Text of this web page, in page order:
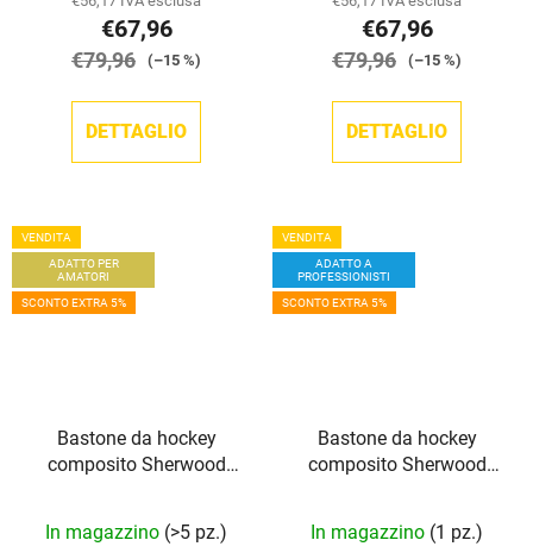
€67,96
€79,96 (–15 %)
DETTAGLIO
€67,96
€79,96 (–15 %)
DETTAGLIO
VENDITA
ADATTO PER
AMATORI
SCONTO EXTRA 5%
Bastone da hockey
composito Sherwood
In magazzino (>5 pz.)
VENDITA
ADATTO A
PROFESSIONISTI
SCONTO EXTRA 5%
Bastone da hockey
composito Sherwood
In magazzino (1 pz.)